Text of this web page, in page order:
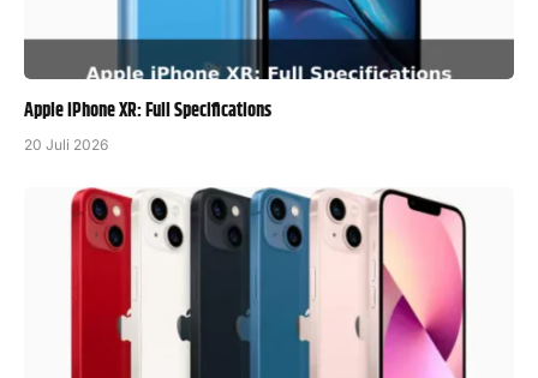
Apple iPhone XR: Full Specifications
20 Juli 2026